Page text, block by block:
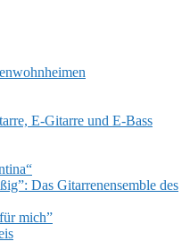
E‑Gitarre und E‑Bass
Das Gitarrenensemble des
mich”